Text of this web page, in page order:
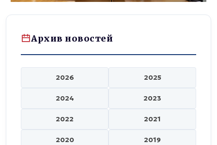
Архив новостей
2026 2025
2024 2023
2022 2021
2020 2019